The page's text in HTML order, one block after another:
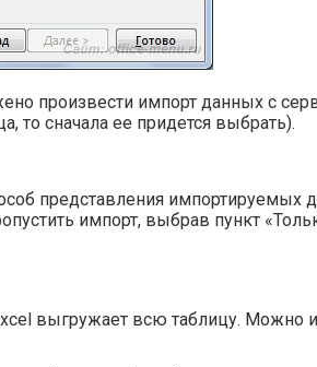
произвести импорт данных с
то сначала ее придется выбрать).
представления импортируемых
импорт, выбрав пункт
выгружает всю таблицу. Можно